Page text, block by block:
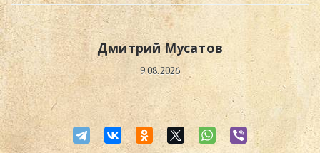
Поиск
Дмитрий Мусатов
9.08.2026